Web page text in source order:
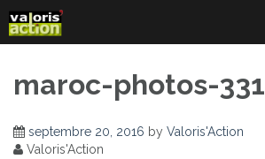
to
content
maroc-photos-331
septembre 20, 2016 by Valoris'Action
Valoris'Action